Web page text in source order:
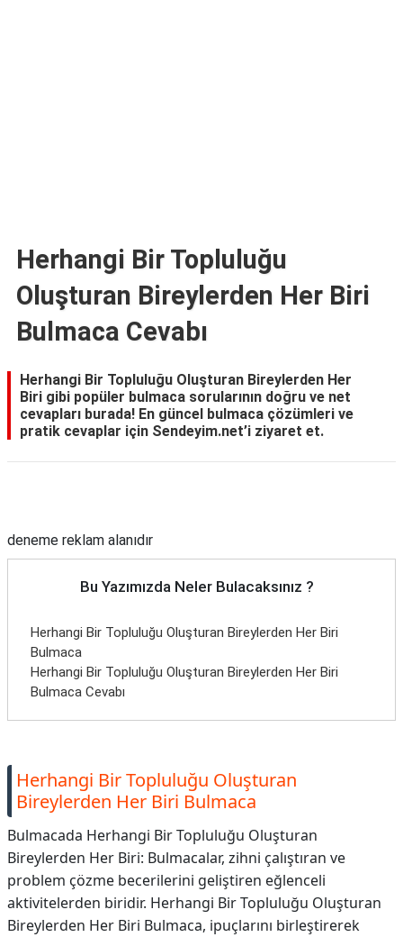
Herhangi Bir Topluluğu
Oluşturan Bireylerden Her Biri
Bulmaca Cevabı
Herhangi Bir Topluluğu Oluşturan Bireylerden Her
Biri gibi popüler bulmaca sorularının doğru ve net
cevapları burada! En güncel bulmaca çözümleri ve
pratik cevaplar için Sendeyim.net’i ziyaret et.
deneme reklam alanıdır
Bu Yazımızda Neler Bulacaksınız ?
Herhangi Bir Topluluğu Oluşturan Bireylerden Her Biri
Bulmaca
Herhangi Bir Topluluğu Oluşturan Bireylerden Her Biri
Bulmaca Cevabı
Herhangi Bir Topluluğu Oluşturan
Bireylerden Her Biri Bulmaca
Bulmacada Herhangi Bir Topluluğu Oluşturan
Bireylerden Her Biri: Bulmacalar, zihni çalıştıran ve
problem çözme becerilerini geliştiren eğlenceli
aktivitelerden biridir. Herhangi Bir Topluluğu Oluşturan
Bireylerden Her Biri Bulmaca, ipuçlarını birleştirerek